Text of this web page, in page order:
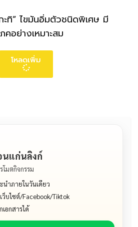
ะทิ” ไขมันอิ่มตัวชนิดพิเศษ มี
อย่างเหมาะสม
โหลดเพิ่ม
แก่นลิงก์
โมตกิจกรรม
นำภายในวันเดียว
ว็บไซต์/Facebook/Tiktok
เอกสารได้